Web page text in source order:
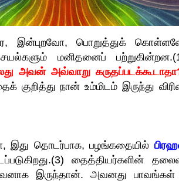
இன்புறவோ, பொறுத்துக்
மனிதனைப்
அவன் அவ்வாறு
நான் உம்மிடம் இருந்து
இது தொடர்பாக, பழங்கதையில்
தைத்தியர்களின்
இருந்தான். அவனது பாவங்கள்